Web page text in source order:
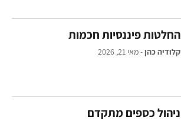
החלטות פיננסיות חכמות
קלודיה כהן מאי 21, 2026
ניהול כספים מתקדם